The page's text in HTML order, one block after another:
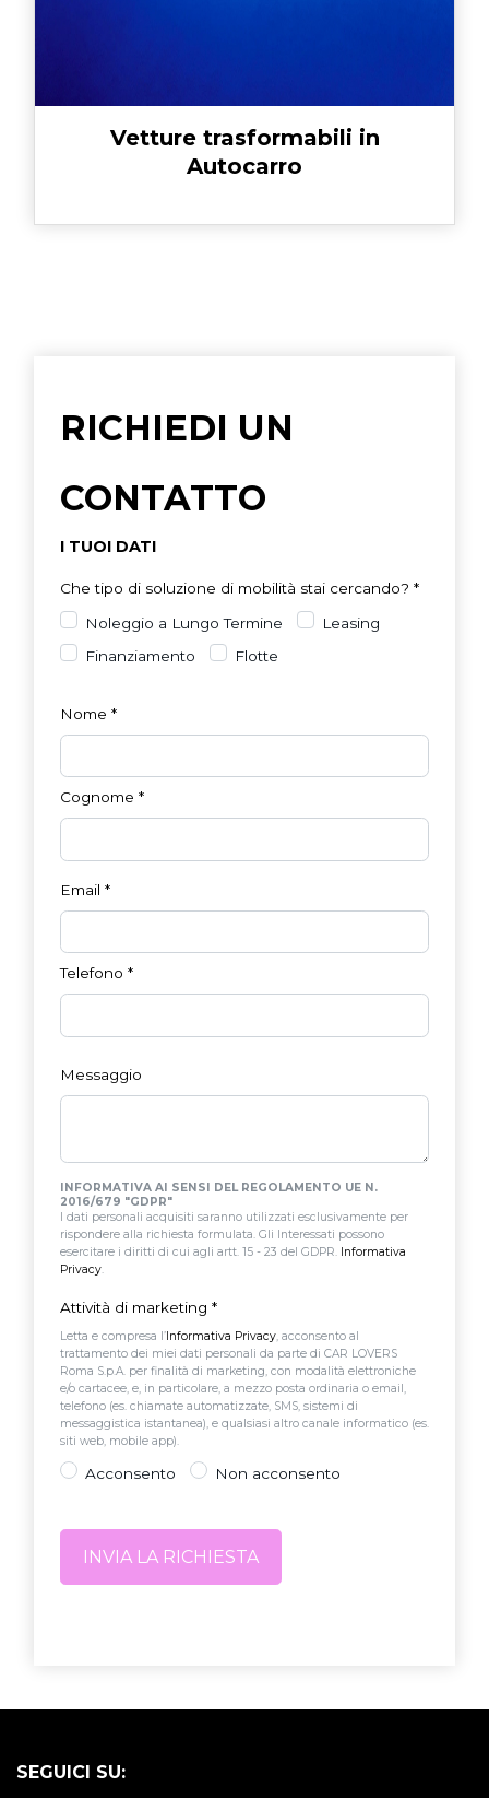
Vetture trasformabili in
Autocarro
RICHIEDI UN
CONTATTO
I TUOI DATI
Che tipo di soluzione di mobilità stai cercando? *
Noleggio a Lungo Termine
Leasing
Finanziamento
Flotte
Nome *
Cognome *
Email *
Telefono *
Messaggio
INFORMATIVA AI SENSI DEL REGOLAMENTO UE N.
2016/679 "GDPR"
I dati personali acquisiti saranno utilizzati esclusivamente per
rispondere alla richiesta formulata. Gli Interessati possono
esercitare i diritti di cui agli artt. 15 - 23 del GDPR. Informativa
Privacy.
Attività di marketing *
Letta e compresa l’Informativa Privacy, acconsento al
trattamento dei miei dati personali da parte di CAR LOVERS
Roma S.p.A. per finalità di marketing, con modalità elettroniche
e/o cartacee, e, in particolare, a mezzo posta ordinaria o email,
telefono (es. chiamate automatizzate, SMS, sistemi di
messaggistica istantanea), e qualsiasi altro canale informatico (es.
siti web, mobile app).
Acconsento Non acconsento
SEGUICI SU: